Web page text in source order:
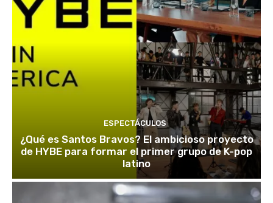
ESPECTÁCULOS
¿Qué es Santos Bravos? El ambicioso proyecto
de HYBE para formar el primer grupo de K-pop
latino